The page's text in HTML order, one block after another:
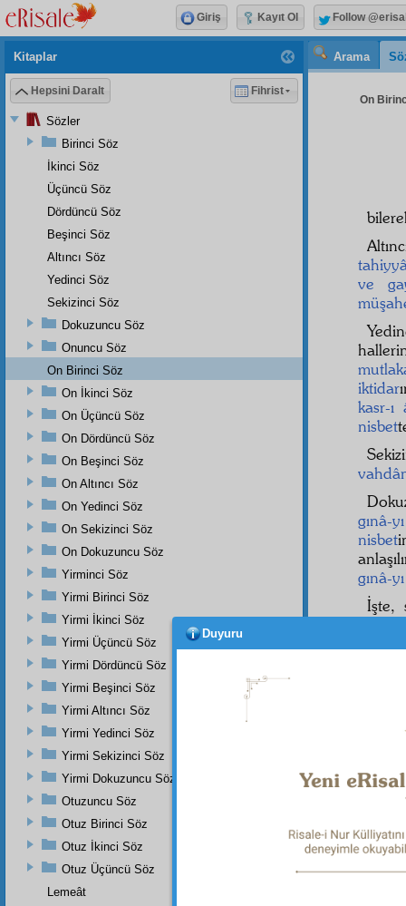
Arama
On
ve
iktidar
kasr-ı
nisbet
gınâ-
nisbet
gınâ-
İşte,
Kitaplar
Hepsini Daralt Fihrist
Sözler
Birinci Söz
İkinci Söz
Üçüncü Söz
Dördüncü Söz
Beşinci Söz
Altıncı Söz
Yedinci Söz
Sekizinci Söz
Dokuzuncu Söz
Onuncu Söz
On Birinci Söz
On İkinci Söz
On Üçüncü Söz
On Dördüncü Söz
On Beşinci Söz
On Altıncı Söz
On Yedinci Söz
On Sekizinci Söz
On Dokuzuncu Söz
Yirminci Söz
Yirmi Birinci Söz
Yirmi İkinci Söz
Yirmi Üçüncü Söz
Yirmi Dördüncü Söz
Yirmi Beşinci Söz
Yirmi Altıncı Söz
Yirmi Yedinci Söz
Yirmi Sekizinci Söz
Yirmi Dokuzuncu Söz
Otuzuncu Söz
Otuz Birinci Söz
Otuz İkinci Söz
Otuz Üçüncü Söz
Lemeât
Giriş Kayıt Ol Follow
Duyuru